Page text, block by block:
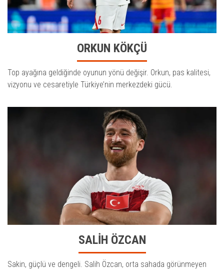
ORKUN KÖKÇÜ
Top ayağına geldiğinde oyunun yönü değişir. Orkun, pas kalitesi,
vizyonu ve cesaretiyle Türkiye’nin merkezdeki gücü.
SALİH ÖZCAN
Sakin, güçlü ve dengeli. Salih Özcan, orta sahada görünmeyen